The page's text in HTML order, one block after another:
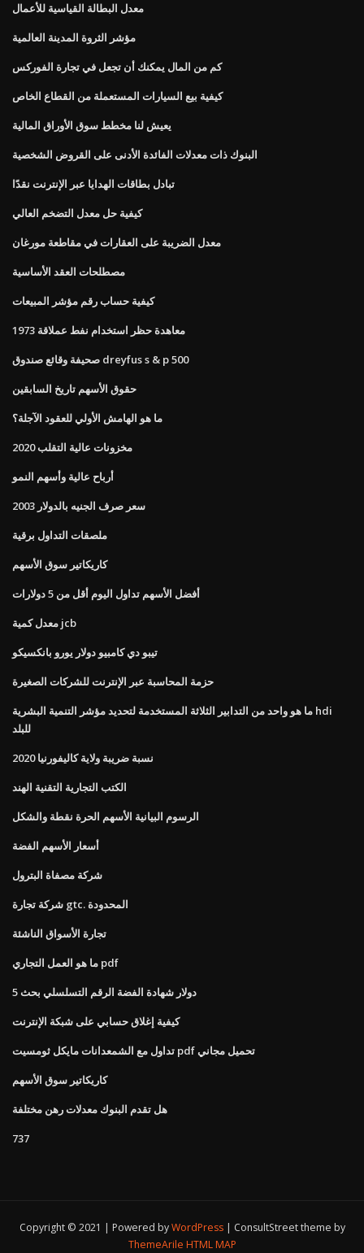
معدل البطالة القياسية للأعمال
مؤشر الثروة المدينة العالمية
كم من المال يمكنك أن تجعل في تجارة الفوركس
كيفية بيع السيارات المستعملة من القطاع الخاص
يعيش لنا مخطط سوق الأوراق المالية
البنوك ذات معدلات الفائدة الأدنى على القروض الشخصية
تبادل بطاقات الهدايا عبر الإنترنت نقدًا
كيفية حل معدل التضخم العالي
معدل الضريبة على العقارات في مقاطعة مورغان
مصطلحات العقد الأساسية
كيفية حساب رقم مؤشر المبيعات
1973 معاهدة حظر استخدام نفط عملاقة
صحيفة وقائع صندوق dreyfus s & p 500
حقوق الأسهم تاريخ السابقين
ما هو الهامش الأولي للعقود الآجلة؟
مخزونات عالية التقلب 2020
أرباح عالية وأسهم النمو
سعر صرف الجنيه بالدولار 2003
ملصقات التداول برقية
كاريكاتير سوق الأسهم
أفضل الأسهم تداول اليوم أقل من 5 دولارات
معدل كمية jcb
تيبو دي كامبيو دولار يورو بانكسيكو
حزمة المحاسبة عبر الإنترنت للشركات الصغيرة
ما هو واحد من التدابير الثلاثة المستخدمة لتحديد مؤشر التنمية البشرية hdi
للبلد
نسبة ضريبة ولاية كاليفورنيا 2020
الكتب التجارية التقنية الهند
الرسوم البيانية الأسهم الحرة نقطة والشكل
أسعار الأسهم الفضة
شركة مصفاة البترول
شركة تجارة gtc. المحدودة
تجارة الأسواق الناشئة
ما هو العمل التجاري pdf
5 دولار شهادة الفضة الرقم التسلسلي بحث
كيفية إغلاق حسابي على شبكة الإنترنت
تداول مع الشمعدانات مايكل ثومسيت pdf تحميل مجاني
كاريكاتير سوق الأسهم
هل تقدم البنوك معدلات رهن مختلفة
737
Copyright © 2021 | Powered byWordPress
ConsultStreet theme by
ThemeArile HTML MAP